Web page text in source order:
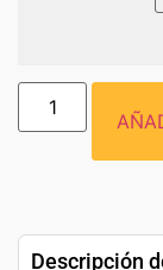
Descripción